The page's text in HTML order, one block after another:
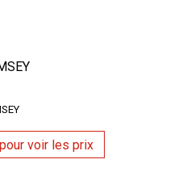
voir les prix